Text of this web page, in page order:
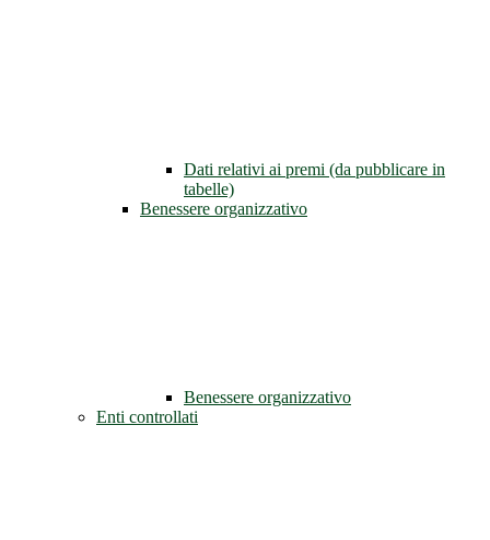
Dati relativi ai premi (da pubblicare in
tabelle)
Benessere organizzativo
Benessere organizzativo
Enti controllati